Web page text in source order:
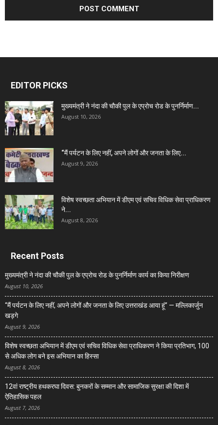
EDITOR PICKS
मुख्यमंत्री ने नंदा की चौकी पुल के एप्रोच रोड के पुनर्निर्माण...
August 10, 2026
“मैं पर्यटन के लिए नहीं, अपने लोगों और जनता के लिए...
August 9, 2026
विशेष स्वच्छता अभियान में डीएम एवं सचिव विधिक सेवा प्राधिकरण
ने...
August 8, 2026
Recent Posts
मुख्यमंत्री ने नंदा की चौकी पुल के एप्रोच रोड के पुनर्निर्माण कार्य का किया निरीक्षण
August 10, 2026
“मैं पर्यटन के लिए नहीं, अपने लोगों और जनता के लिए उत्तराखंड आया हूं” — मल्लिकार्जुन
खड़गे
August 9, 2026
विशेष स्वच्छता अभियान में डीएम एवं सचिव विधिक सेवा प्राधिकरण ने किया प्रतिभाग, 100
से अधिक लोग बने इस अभियान का हिस्सा
August 8, 2026
12वां राष्ट्रीय हथकरघा दिवस: बुनकरों के सम्मान और सामाजिक सुरक्षा की दिशा में
ऐतिहासिक पहल
August 7, 2026